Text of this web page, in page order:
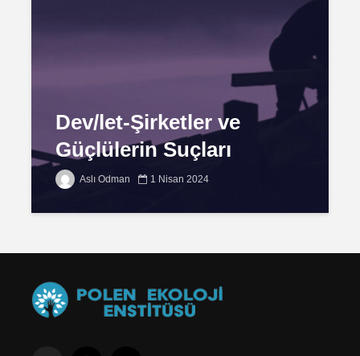
Dev/let-Şirketler ve
Güçlülerin Suçları
Aslı Odman 1 Nisan 2024